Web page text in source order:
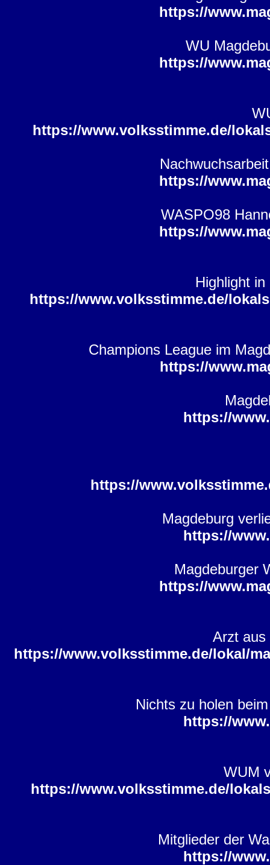
https://
WU
https://
https://www.volksstimme.de/
https://
WASPO98
https://
Highlight
https://www.volksstimme.de/
Champions League im
https://
https://
https://
Magdeburg
https://
Magdeburger
https://
Arzt aus
https://www.volksstimme.de/lokal/
Nichts zu holen
https://
WUM
https://www.volksstimme.de/
Mitglieder der
https://